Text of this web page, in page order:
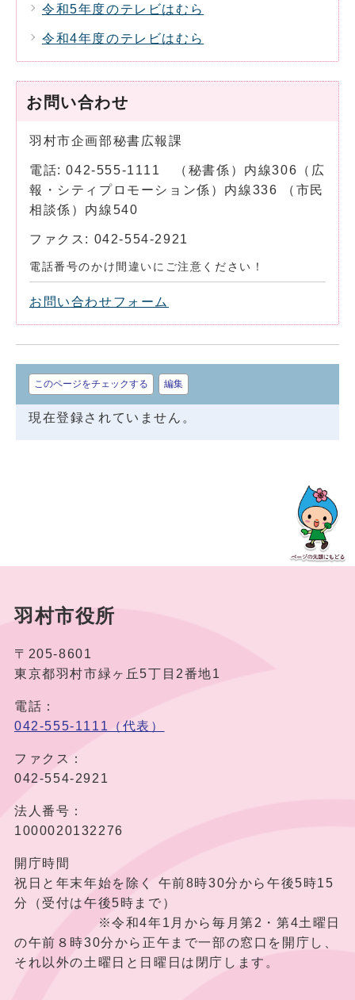
令和5年度のテレビはむら
令和4年度のテレビはむら
お問い合わせ
羽村市企画部秘書広報課
電話: 042-555-1111 （秘書係）内線306（広
報・シティプロモーション係）内線336 （市民
相談係）内線540
ファクス: 042-554-2921
電話番号のかけ間違いにご注意ください！
お問い合わせフォーム
このページをチェックする 編集
現在登録されていません。
羽村市役所
〒205-8601
東京都羽村市緑ヶ丘5丁目2番地1
電話：
042-555-1111（代表）
ファクス：
042-554-2921
法人番号：
1000020132276
開庁時間
祝日と年末年始を除く 午前8時30分から午後5時15
分（受付は午後5時まで）
※令和4年1月から毎月第2・第4土曜日
の午前８時30分から正午まで一部の窓口を開庁し、
それ以外の土曜日と日曜日は閉庁します。